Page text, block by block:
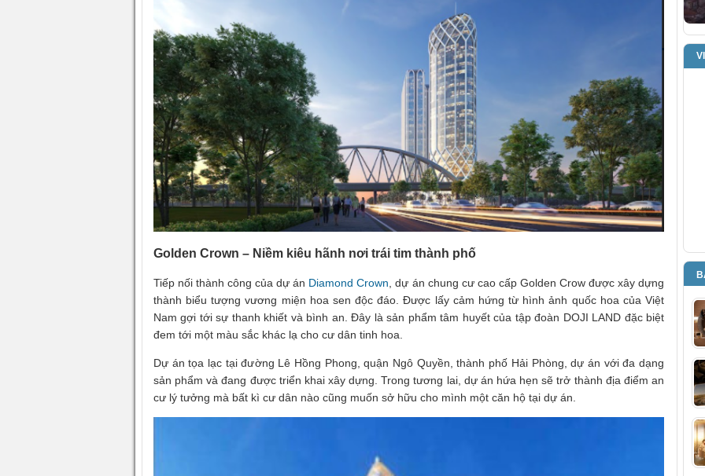
Golden Crown – Niềm kiêu hãnh nơi trái tim thành phố
Tiếp nối thành công của dự án Diamond Crown , dự án chung cư cao cấp Golden Crow được xây dựng
thành biểu tượng vương miện hoa sen độc đáo. Được lấy cảm hứng từ hình ảnh quốc hoa của Việt
Nam gợi tới sự thanh khiết và bình an. Đây là sản phẩm tâm huyết của tập đoàn DOJI LAND đặc biệt
đem tới một màu sắc khác lạ cho cư dân tinh hoa.
Dự án tọa lạc tại đường Lê Hồng Phong, quận Ngô Quyền, thành phố Hải Phòng, dự án với đa dạng
sản phẩm và đang được triển khai xây dựng. Trong tương lai, dự án hứa hẹn sẽ trở thành địa điểm an
cư lý tưởng mà bất kì cư dân nào cũng muốn sở hữu cho mình một căn hộ tại dự án.